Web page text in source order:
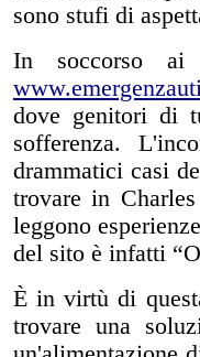
sono stufi di
In soccorso ai
dove genitori di
sofferenza.
drammatici casi
trovare in
leggono
del sito è infatti
È in virtù di
trovare una